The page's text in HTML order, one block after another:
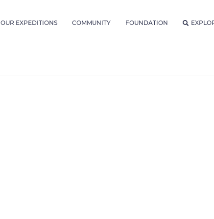
OUR EXPEDITIONS COMMUNITY FOUNDATION